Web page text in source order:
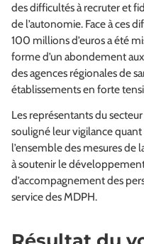
des difficultés à recruter et
de l’autonomie. Face à ces
100 millions d’euros a été
forme d’un abondement
des agences régionales de
établissements en forte
Les représentants du
souligné leur vigilance
l’ensemble des mesures
à soutenir le
d’accompagnement des
service des MDPH.